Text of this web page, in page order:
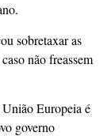
sobretaxar as
não freassem
União Europeia é
governo